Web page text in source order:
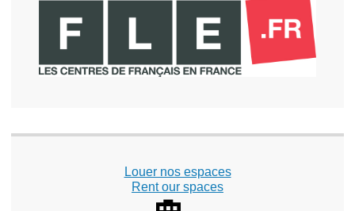
Louer nos espaces
Rent our spaces